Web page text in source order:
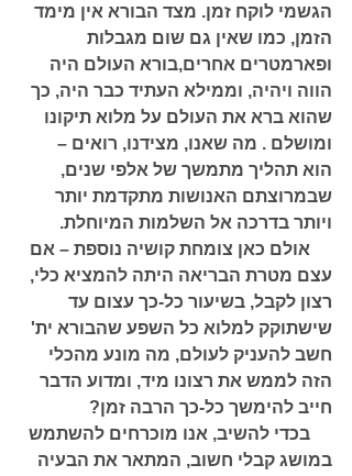
הגשמי לוקח זמן. מצד הבורא אין מימד
הזמן, כמו שאין גם שום מגבלות
ופארמטרים אחרים,בורא העולם היה
הווה ויהיה, וממילא העתיד כבר היה, כך
שהוא ברא את העולם על מלוא תיקונו
ומושלם . מה שאנו, מצידנו, רואים –
הוא תהליך מתמשך של אלפי שנים,
שבמרוצתם האנושות מתקדמת יותר
ויותר בדרכה אל השלמות המיוחלת.
     אולם כאן צומחת קושיה נוספת – אם
עצם מטרת הבריאה היתה להמציא כלי,
רצון לקבל, בשיעור כל-כך עצום עד
שישתוקק למלוא כל השפע שהבורא ית'
חשב להעניק לעולם, מה מונע מהכלי
הזה לממש את רצונו מיד, ומדוע הדבר
חייב להימשך כל-כך הרבה זמן?
     בכדי להשיב, אנו מוכרחים להשתמש
במושג קבלי חשוב, המתאר את הבעיה